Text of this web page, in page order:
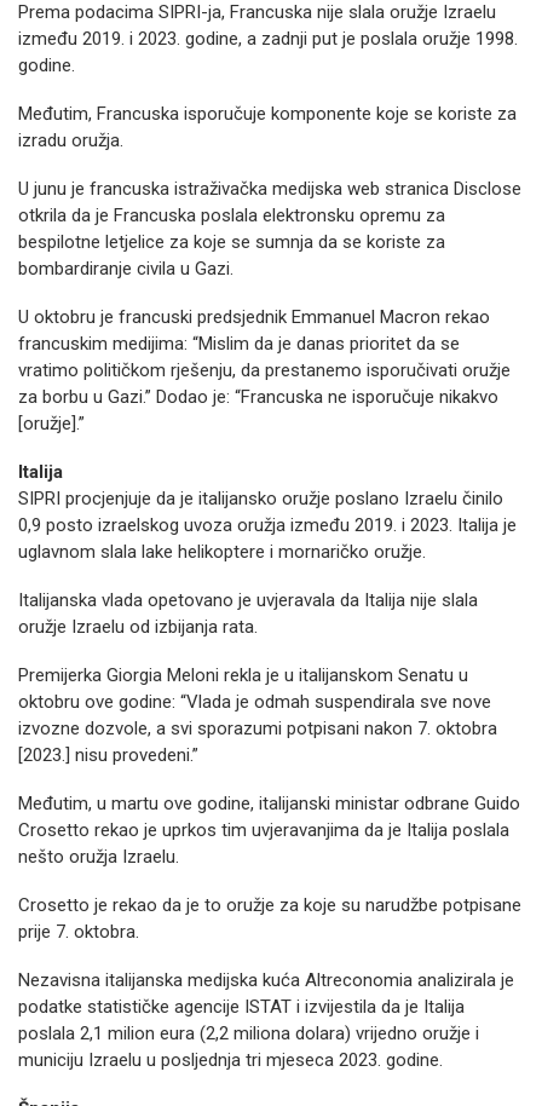
Prema podacima SIPRI-ja, Francuska nije slala oružje Izraelu
između 2019. i 2023. godine, a zadnji put je poslala oružje 1998.
godine.
Međutim, Francuska isporučuje komponente koje se koriste za
izradu oružja.
U junu je francuska istraživačka medijska web stranica Disclose
otkrila da je Francuska poslala elektronsku opremu za
bespilotne letjelice za koje se sumnja da se koriste za
bombardiranje civila u Gazi.
U oktobru je francuski predsjednik Emmanuel Macron rekao
francuskim medijima: “Mislim da je danas prioritet da se
vratimo političkom rješenju, da prestanemo isporučivati ​​oružje
za borbu u Gazi.” Dodao je: “Francuska ne isporučuje nikakvo
[oružje].”
Italija
SIPRI procjenjuje da je italijansko oružje poslano Izraelu činilo
0,9 posto izraelskog uvoza oružja između 2019. i 2023. Italija je
uglavnom slala lake helikoptere i mornaričko oružje.
Italijanska vlada opetovano je uvjeravala da Italija nije slala
oružje Izraelu od izbijanja rata.
Premijerka Giorgia Meloni rekla je u italijanskom Senatu u
oktobru ove godine: “Vlada je odmah suspendirala sve nove
izvozne dozvole, a svi sporazumi potpisani nakon 7. oktobra
[2023.] nisu provedeni.”
Međutim, u martu ove godine, italijanski ministar odbrane Guido
Crosetto rekao je uprkos tim uvjeravanjima da je Italija poslala
nešto oružja Izraelu.
Crosetto je rekao da je to oružje za koje su narudžbe potpisane
prije 7. oktobra.
Nezavisna italijanska medijska kuća Altreconomia analizirala je
podatke statističke agencije ISTAT i izvijestila da je Italija
poslala 2,1 milion eura (2,2 miliona dolara) vrijedno oružje i
municiju Izraelu u posljednja tri mjeseca 2023. godine.